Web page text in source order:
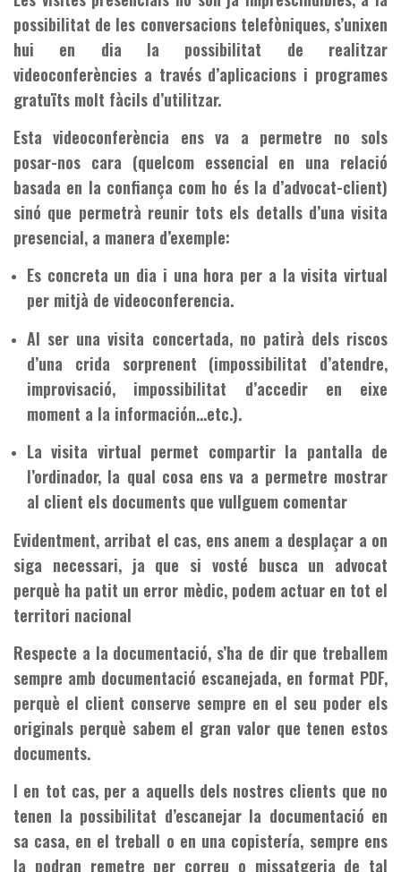
possibilitat de les conversacions telefòniques, s’unixen
hui en dia la possibilitat de realitzar
videoconferències a través d’aplicacions i programes
gratuïts molt fàcils d’utilitzar.
Esta videoconferència ens va a permetre no sols
posar-nos cara (quelcom essencial en una relació
basada en la confiança com ho és la d’advocat-client)
sinó que permetrà reunir tots els detalls d’una visita
presencial, a manera d’exemple:
Es concreta un dia i una hora per a la visita virtual
per mitjà de videoconferencia.
Al ser una visita concertada, no patirà dels riscos
d’una crida sorprenent (impossibilitat d’atendre,
improvisació, impossibilitat d’accedir en eixe
moment a la información…etc.).
La visita virtual permet compartir la pantalla de
l’ordinador, la qual cosa ens va a permetre mostrar
al client els documents que vullguem comentar
Evidentment, arribat el cas, ens anem a desplaçar a on
siga necessari, ja que si vosté busca un advocat
perquè ha patit un error mèdic, podem actuar en tot el
territori nacional
Respecte a la documentació, s’ha de dir que treballem
sempre amb documentació escanejada, en format PDF,
perquè el client conserve sempre en el seu poder els
originals perquè sabem el gran valor que tenen estos
documents.
I en tot cas, per a aquells dels nostres clients que no
tenen la possibilitat d’escanejar la documentació en
sa casa, en el treball o en una copistería, sempre ens
la podran remetre per correu o missatgeria de tal